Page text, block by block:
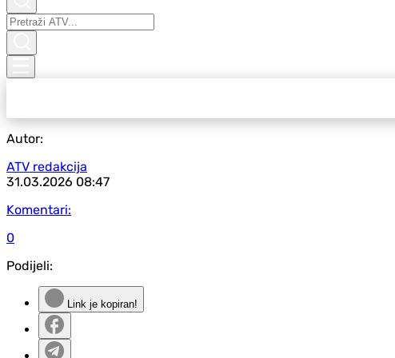
Autor:
ATV redakcija
31.03.2026 08:47
Komentari:
0
Podijeli:
Link je kopiran!